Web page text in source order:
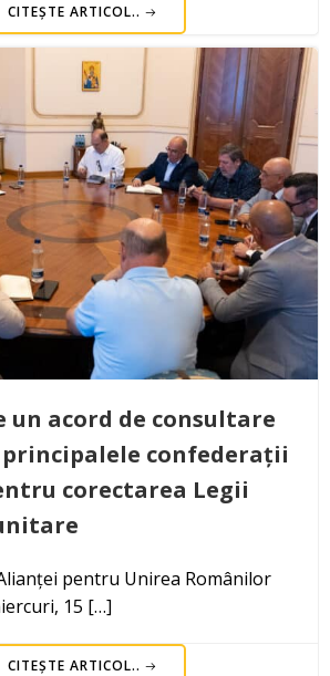
CITEȘTE ARTICOL..
un acord de consultare
principalele confederații
corectarea Legii
pentru Unirea Românilor
15 […]
CITEȘTE ARTICOL..